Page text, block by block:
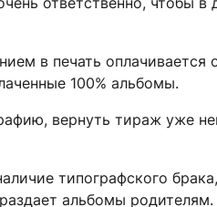
в печать оплачивается
100% альбомы.
вернуть тираж уже
типографского
альбомы